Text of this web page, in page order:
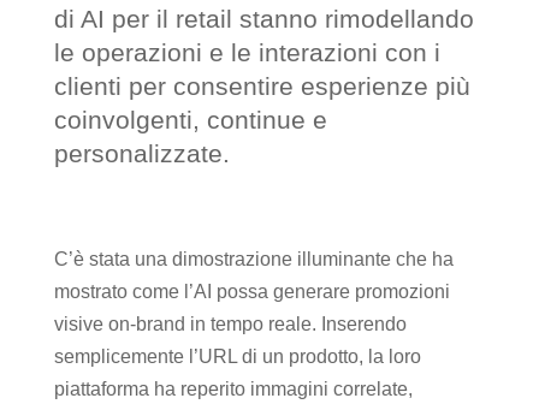
di AI per il retail stanno rimodellando
le operazioni e le interazioni con i
clienti per consentire esperienze più
coinvolgenti, continue e
personalizzate.
C’è stata una dimostrazione illuminante che ha
mostrato come l’AI possa generare promozioni
visive on-brand in tempo reale. Inserendo
semplicemente l’URL di un prodotto, la loro
piattaforma ha reperito immagini correlate,